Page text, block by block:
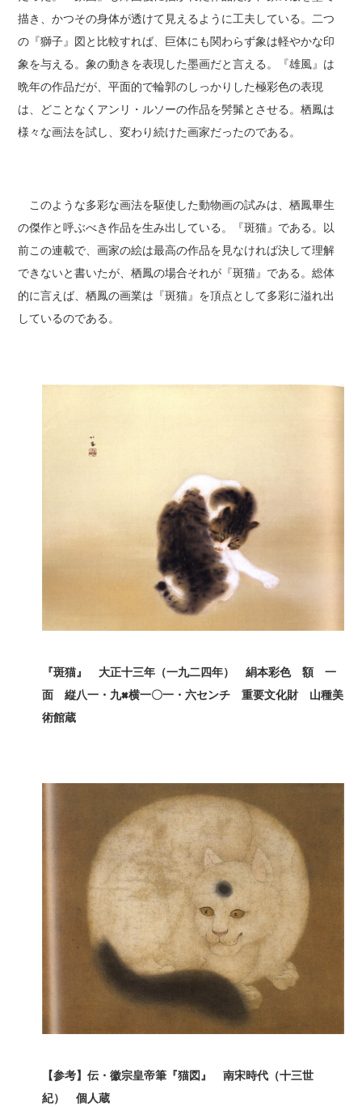
描き、かつその身体が透けて見えるように工夫している。二つ
の『獅子』図と比較すれば、巨体にも関わらず象は軽やかな印
象を与える。象の動きを表現した墨画だと言える。『雄風』は
晩年の作品だが、平面的で輪郭のしっかりした極彩色の表現
は、どことなくアンリ・ルソーの作品を髣髴とさせる。栖鳳は
様々な画法を試し、変わり続けた画家だったのである。
このような多彩な画法を駆使した動物画の試みは、栖鳳畢生
の傑作と呼ぶべき作品を生み出している。『斑猫』である。以
前この連載で、画家の絵は最高の作品を見なければ決して理解
できないと書いたが、栖鳳の場合それが『斑猫』である。総体
的に言えば、栖鳳の画業は『斑猫』を頂点として多彩に溢れ出
しているのである。
『斑猫』 大正十三年（一九二四年） 絹本彩色 額 一
面 縦八一・九×横一〇一・六センチ 重要文化財 山種美
術館蔵
【参考】伝・徽宗皇帝筆『猫図』 南宋時代（十三世
紀） 個人蔵